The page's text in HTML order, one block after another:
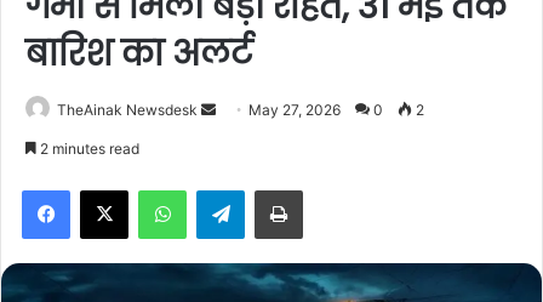
बारिश का अलर्ट
TheAinak Newsdesk
a
e
May 27, 2026 0 2
2 minutes read
Telegram